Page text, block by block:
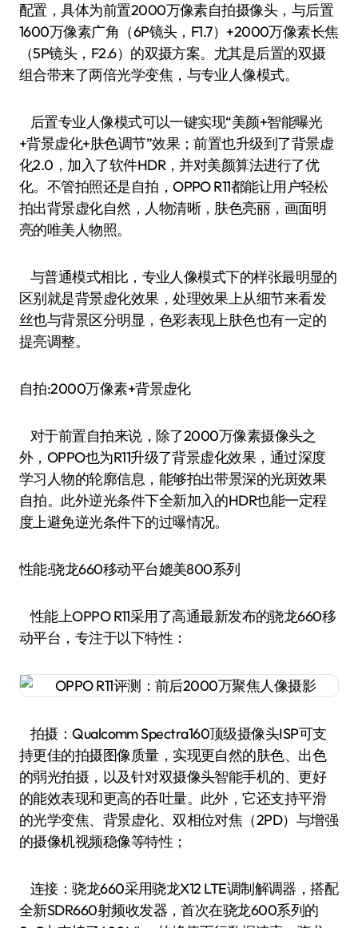
配置，具体为前置2000万像素自拍摄像头，与后置
1600万像素广角（6P镜头，F1.7）+2000万像素长焦
（5P镜头，F2.6）的双摄方案。尤其是后置的双摄
组合带来了两倍光学变焦，与专业人像模式。
后置专业人像模式可以一键实现“美颜+智能曝光
+背景虚化+肤色调节”效果；前置也升级到了背景虚
化2.0，加入了软件HDR，并对美颜算法进行了优
化。不管拍照还是自拍，OPPO R11都能让用户轻松
拍出背景虚化自然，人物清晰，肤色亮丽，画面明
亮的唯美人物照。
与普通模式相比，专业人像模式下的样张最明显的
区别就是背景虚化效果，处理效果上从细节来看发
丝也与背景区分明显，色彩表现上肤色也有一定的
提亮调整。
自拍:2000万像素+背景虚化
对于前置自拍来说，除了2000万像素摄像头之
外，OPPO也为R11升级了背景虚化效果，通过深度
学习人物的轮廓信息，能够拍出带景深的光斑效果
自拍。此外逆光条件下全新加入的HDR也能一定程
度上避免逆光条件下的过曝情况。
性能:骁龙660移动平台媲美800系列
性能上OPPO R11采用了高通最新发布的骁龙660移
动平台，专注于以下特性：
拍摄：Qualcomm Spectra160顶级摄像头ISP可支
持更佳的拍摄图像质量，实现更自然的肤色、出色
的弱光拍摄，以及针对双摄像头智能手机的、更好
的能效表现和更高的吞吐量。此外，它还支持平滑
的光学变焦、背景虚化、双相位对焦（2PD）与增强
的摄像机视频稳像等特性；
连接：骁龙660采用骁龙X12 LTE调制解调器，搭配
全新SDR660射频收发器，首次在骁龙600系列的